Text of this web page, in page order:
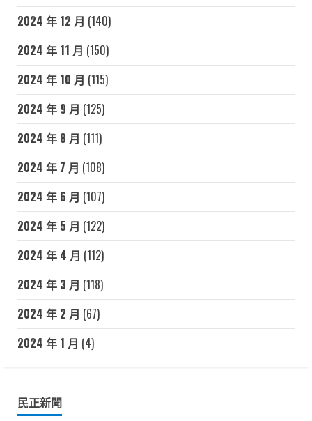
2024 年 12 月 (140)
2024 年 11 月 (150)
2024 年 10 月 (115)
2024 年 9 月 (125)
2024 年 8 月 (111)
2024 年 7 月 (108)
2024 年 6 月 (107)
2024 年 5 月 (122)
2024 年 4 月 (112)
2024 年 3 月 (118)
2024 年 2 月 (67)
2024 年 1 月 (4)
民正新聞